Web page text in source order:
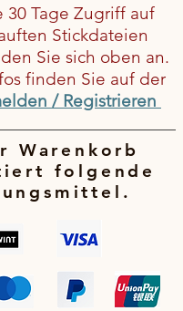
30 Tage Zugriff auf
Stickdateien
Sie sich oben an.
finden Sie auf der
/ Registrieren
Warenkorb
folgende